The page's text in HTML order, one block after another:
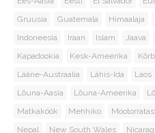
Gruusia
Guatemala Himaalaja
Indoneesia
Iraan Islam Jaava
Kapadookia
Kesk-Ameerika Kõrb
Lääne-Austraalia
Lähis-Ida Laos
Lõuna-Aasia
Lõuna-Ameerika
Matkaköök
Mehhiko
Nepal
New South Wales